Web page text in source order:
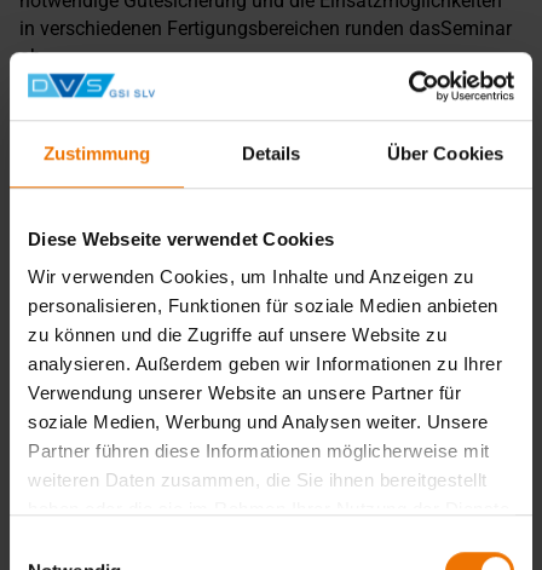
Zustimmung Details Über Cookies
Diese Webseite verwendet Cookies
Wir verwenden Cookies, um Inhalte und Anzeigen zu
personalisieren, Funktionen für soziale Medien anbieten
zu können und die Zugriffe auf unsere Website zu
analysieren. Außerdem geben wir Informationen zu Ihrer
Verwendung unserer Website an unsere Partner für
soziale Medien, Werbung und Analysen weiter. Unsere
Partner führen diese Informationen möglicherweise mit
weiteren Daten zusammen, die Sie ihnen bereitgestellt
in verschiedenen Fertigungsbereichen runden dasSeminar
ab.
Zurück
Übersicht
Unterrichtsform:
in Tagesform
Bielefeld
Fellbach
Hannover
München
Termine:
1